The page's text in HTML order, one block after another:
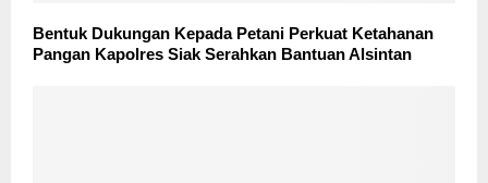
Bentuk Dukungan Kepada Petani Perkuat Ketahanan
Pangan Kapolres Siak Serahkan Bantuan Alsintan